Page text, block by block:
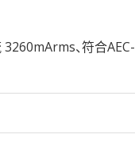
、符合AEC-